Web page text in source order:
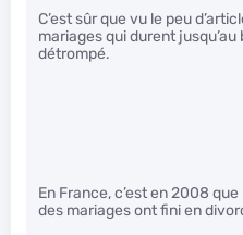
C’est sûr que vu le peu
mariages qui durent jusqu’au
détrompé.
En France, c’est en 2008
des mariages ont fini en